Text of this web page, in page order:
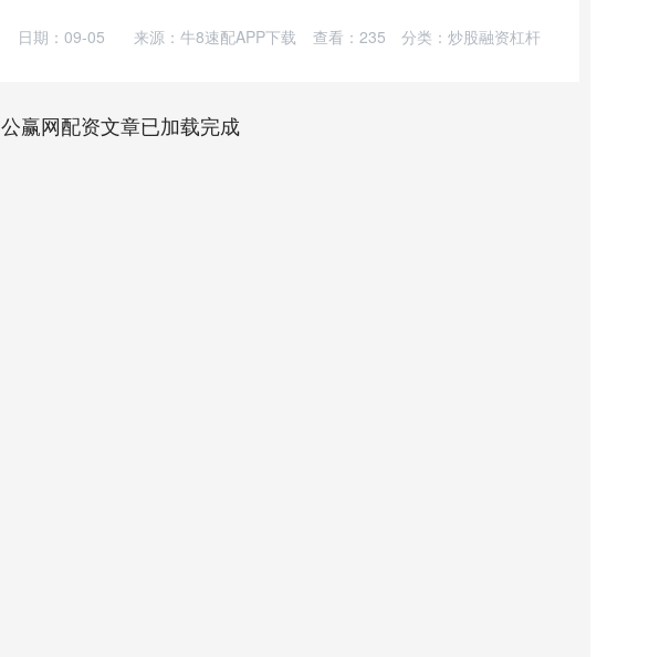
日期：09-05 来源：牛8速配APP下载 查看： 235 分类： 炒股融资杠杆
公赢网配资文章已加载完成